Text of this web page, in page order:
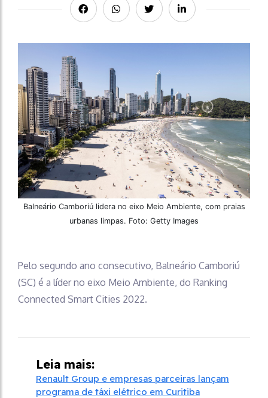
Balneário Camboriú lidera no eixo Meio Ambiente, com praias
urbanas limpas. Foto: Getty Images
Pelo segundo ano consecutivo, Balneário Camboriú
(SC) é a líder no eixo Meio Ambiente, do Ranking
Connected Smart Cities 2022.
Leia mais:
Renault Group e empresas parceiras lançam
programa de táxi elétrico em Curitiba